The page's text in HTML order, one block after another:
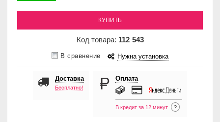
КУПИТЬ
Код товара: 112 543
В сравнение Нужна установка
Доставка
Бесплатно!
Оплата
В кредит за 12 минут ?